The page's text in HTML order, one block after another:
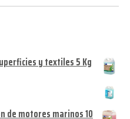
y textiles 5 Kg
de motores marinos 10